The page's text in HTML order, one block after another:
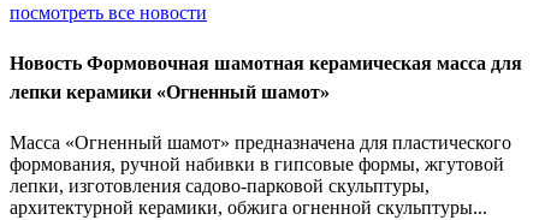
посмотреть все новости
Новость Формовочная шамотная керамическая масса для
лепки керамики «Огненный шамот»
Масса «Огненный шамот» предназначена для пластического
формования, ручной набивки в гипсовые формы, жгутовой
лепки, изготовления садово-парковой скульптуры,
архитектурной керамики, обжига огненной скульптуры...